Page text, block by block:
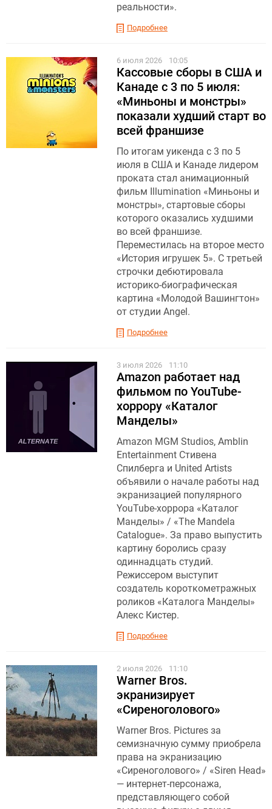
реальности».
Подробнее
6 июля 2026 10:05
Кассовые сборы в США и
Канаде с 3 по 5 июля:
«Миньоны и монстры»
показали худший старт во
всей франшизе
По итогам уикенда с 3 по 5
июля в США и Канаде лидером
проката стал анимационный
фильм Illumination «Миньоны и
монстры», стартовые сборы
которого оказались худшими
во всей франшизе.
Переместилась на второе место
«История игрушек 5». С третьей
строчки дебютировала
историко-биографическая
картина «Молодой Вашингтон»
от студии Angel.
Подробнее
3 июля 2026 11:10
Amazon работает над
фильмом по YouTube-
хоррору «Каталог
Манделы»
Amazon MGM Studios, Amblin
Entertainment Стивена
Спилберга и United Artists
объявили о начале работы над
экранизацией популярного
YouTube-хоррора «Каталог
Манделы» / «The Mandela
Catalogue». За право выпустить
картину боролись сразу
одиннадцать студий.
Режиссером выступит
создатель короткометражных
роликов «Каталога Манделы»
Алекс Кистер.
Подробнее
2 июля 2026 11:10
Warner Bros.
экранизирует
«Сиреноголового»
Warner Bros. Pictures за
семизначную сумму приобрела
права на экранизацию
«Сиреноголового» / «Siren Head»
— интернет-персонажа,
представляющего собой